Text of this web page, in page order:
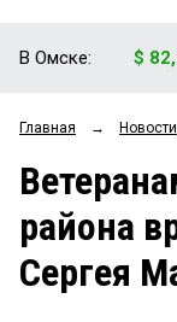
ОБЩЕСТВО
ЗАКОН
НОВОСТИ
В Омске: $
Главная → Новости
района
Сергея